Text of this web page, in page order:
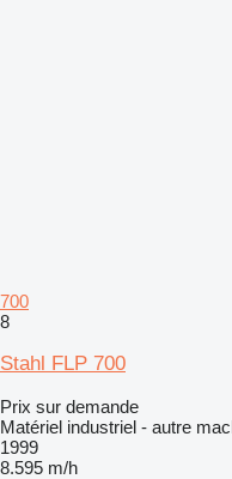
700
8
Stahl FLP 700
Prix sur demande
Matériel industriel - autre
1999
8.595 m/h